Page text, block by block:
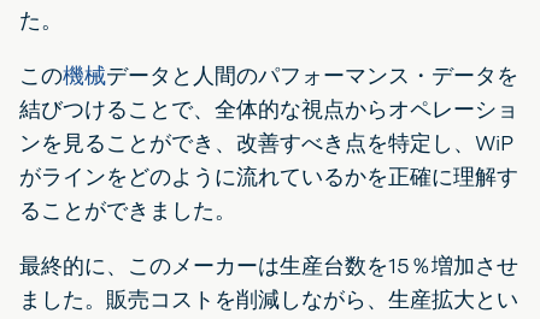
た。
この機械データと人間のパフォーマンス・データを
結びつけることで、全体的な視点からオペレーショ
ンを見ることができ、改善すべき点を特定し、WiP
がラインをどのように流れているかを正確に理解す
ることができました。
最終的に、このメーカーは生産台数を15％増加させ
ました。販売コストを削減しながら、生産拡大とい